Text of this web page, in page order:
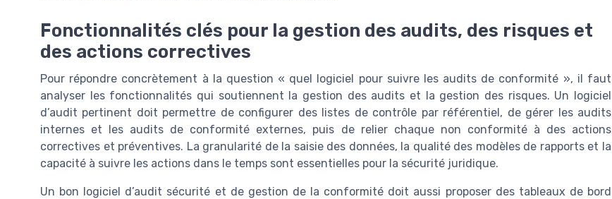
Fonctionnalités clés pour la gestion des audits, des risques et
des actions correctives
Pour répondre concrètement à la question « quel logiciel pour suivre les audits de conformité », il faut
analyser les fonctionnalités qui soutiennent la gestion des audits et la gestion des risques. Un logiciel
d’audit pertinent doit permettre de configurer des listes de contrôle par référentiel, de gérer les audits
internes et les audits de conformité externes, puis de relier chaque non conformité à des actions
correctives et préventives. La granularité de la saisie des données, la qualité des modèles de rapports et la
capacité à suivre les actions dans le temps sont essentielles pour la sécurité juridique.
Un bon logiciel d’audit sécurité et de gestion de la conformité doit aussi proposer des tableaux de bord